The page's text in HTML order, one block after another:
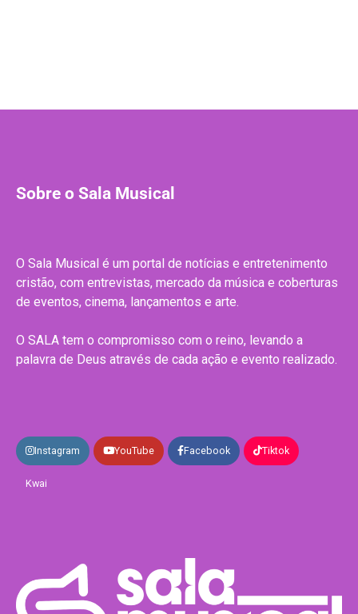
Sobre o Sala Musical
O Sala Musical é um portal de notícias e entretenimento
cristão, com entrevistas, mercado da música e coberturas
de eventos, cinema, lançamentos e arte.
O SALA tem o compromisso com o reino, levando a
palavra de Deus através de cada ação e evento realizado.
Instagram YouTube Facebook Tiktok
Kwai